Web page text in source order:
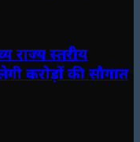
राज्य स्तरीय
करोड़ों की सौगात